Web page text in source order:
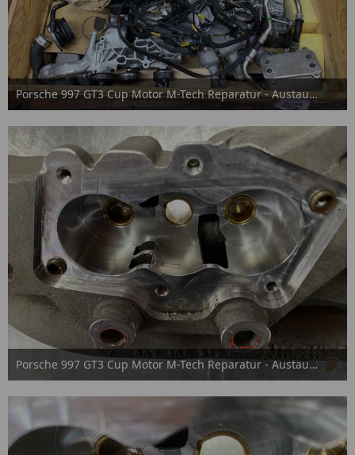
Porsche 997 GT3 Cup Motor M-Tech Reparatur - Austausch
15. September 2025
Porsche 997 GT3 Cup Motor M-Tech Reparatur - Austausch
15. September 2025